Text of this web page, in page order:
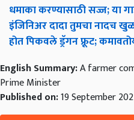
धमाका करण्यासाठी सज्ज; या
इंजिनिअर दादा तुमचा नादच
होत पिकवले ड्रॅगन फ्रूट;
English Summary:A farmer
Prime Minister
Published on:19 September